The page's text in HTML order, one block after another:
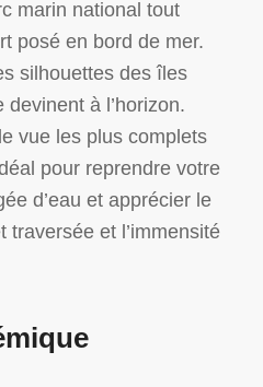
marin national tout
posé en bord de mer.
silhouettes des îles
à l’horizon.
vue les plus complets
pour reprendre votre
d’eau et apprécier le
traversée et l’immensité